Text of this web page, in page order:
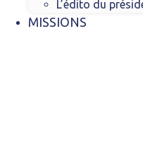
L’édito du
MISSIONS